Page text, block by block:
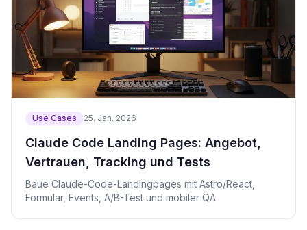
Use Cases 25. Jan. 2026
Claude Code Landing Pages: Angebot,
Vertrauen, Tracking und Tests
Baue Claude-Code-Landingpages mit Astro/React,
Formular, Events, A/B-Test und mobiler QA.